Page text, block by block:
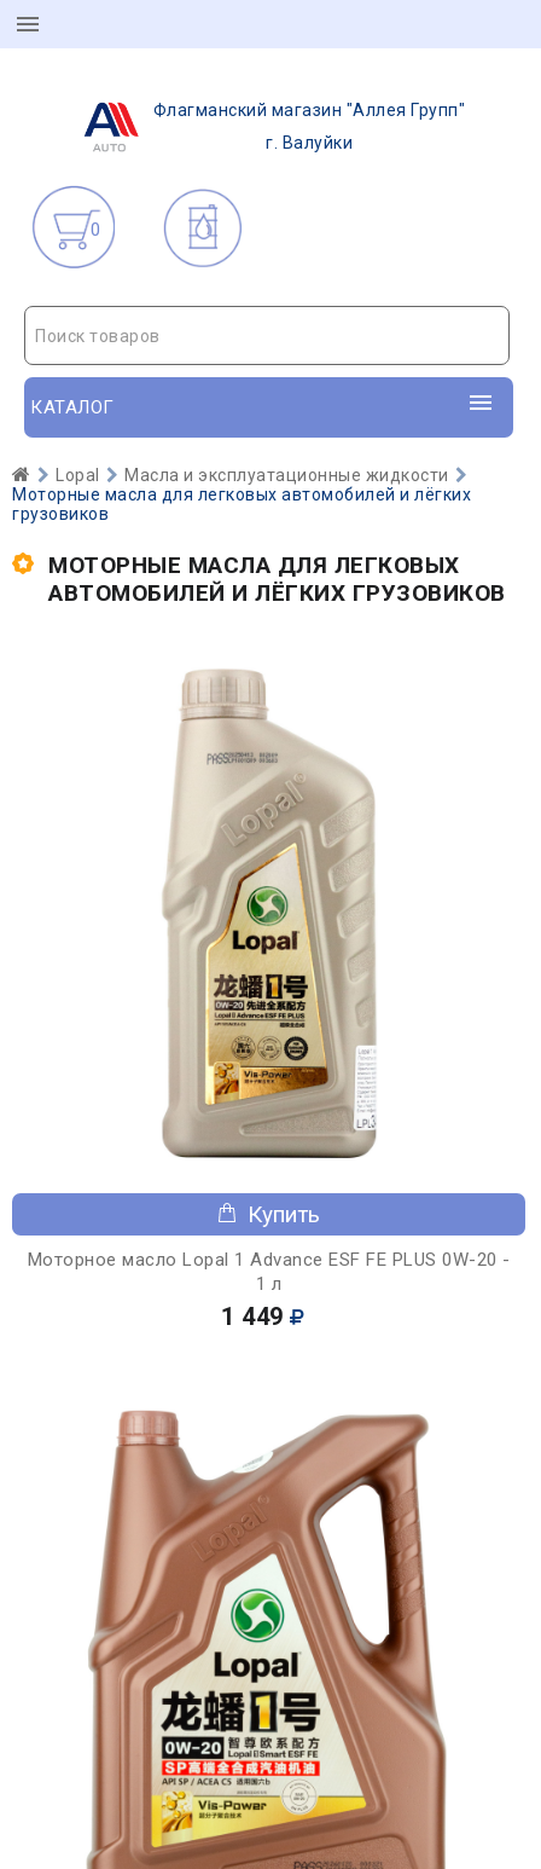
Флагманский магазин "Аллея Групп"
г. Валуйки
0
Поиск товаров
КАТАЛОГ
Lopal
Масла и эксплуатационные жидкости
Моторные масла для легковых автомобилей и лёгких
грузовиков
МОТОРНЫЕ МАСЛА ДЛЯ ЛЕГКОВЫХ
АВТОМОБИЛЕЙ И ЛЁГКИХ ГРУЗОВИКОВ
Купить
Моторное масло Lopal 1 Advance ESF FE PLUS 0W-20 -
1 л
1 449